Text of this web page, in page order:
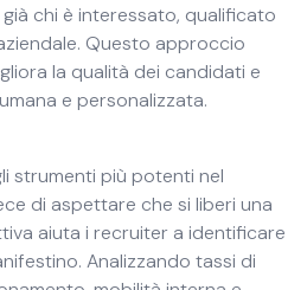
chi è interessato, qualificato
Questo approccio
la qualità dei candidati e
e personalizzata.
strumenti più potenti nel
di aspettare che si liberi una
aiuta i recruiter a identificare
Analizzando tassi di